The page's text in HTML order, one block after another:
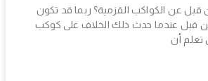
عن الكواكب القزمية؟ ربما قد تكون
عندما حدث ذلك الخلاف على كوكب
تعلم أن